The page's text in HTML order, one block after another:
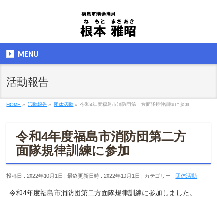
MENU
活動報告
HOME » 活動報告 » 団体活動 » 令和4年度福島市消防団第二方面隊規律訓練に参加
令和4年度福島市消防団第二方
面隊規律訓練に参加
投稿日 : 2022年10月1日 最終更新日時 : 2022年10月1日 カテゴリー : 団体活動
令和4年度福島市消防団第二方面隊規律訓練に参加しました。